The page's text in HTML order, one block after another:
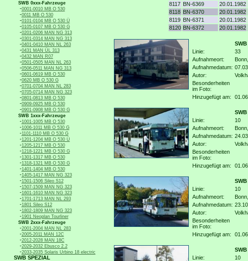
SWB 0xxx-Fahrzeuge
-0001-0010 MB O 530
-0011 MB O 530
-0101-0104 MB O 530 Ü
-0105-0107 MB O 530 G
-0201-0206 MAN NG 313
-0301-0314 MAN NG 313
-0401-0410 MAN NL 263
-0431 MAN ÜL 313
-0432 MAN R07
-0501-0505 MAN NL 263
-0506-0511 MAN NG 313
-0601-0619 MB O 530
-0620 MB O 530 G
-0701-0704 MAN NL 283
-0705-0714 MAN NG 323
-0801-0813 MB O 530
-0909-0925 MB O 530
-0901-0908 MB O 530 G
SWB 1xxx-Fahrzeuge
-1001-1005 MB O 530
-1006-1011 MB O 530 G
-1101-1110 MB O 530 G
-1201-1204 MB O 530 Ü
-1205-1217 MB O 530
-1218-1221 MB O 530 G
-1301-1317 MB O 530
-1318-1321 MB O 530 G
-1401-1404 MB O 530
-1405-1417 MAN NG 323
-1501-1506 Sileo S12
-1507-1509 MAN NG 323
-1601-1610 MAN NG 323
-1701-1713 MAN NL 293
-1801 Sileo S12
-1802-1809 MAN NG 323
-1901 Neoplan Tourliner
SWB 2xxx-Fahrzeuge
-2001-2004 MAN NL 283
-2005-2011 MAN 12C
-2012-2028 MAN 18C
-2029-2032 Ebusco 2.2
-2033-2035 Solaris Urbino 18 electric
SWB SPEZIAL
8117 BN-6369 20.01.1982
8118 BN-6370 20.01.1982
8119 BN-6371 20.01.1982
8120 BN-6372 20.01.1982
SWB
Linie:
33
Aufnahmeort:
Aufnahmedatum:
Autor:
Besonderheiten
im Foto:
Hinzugefügt am:
SWB
Linie:
10
Aufnahmeort:
Aufnahmedatum:
Autor:
Besonderheiten
im Foto:
Hinzugefügt am:
SWB
Linie:
10
Aufnahmeort:
Aufnahmedatum:
Autor:
Besonderheiten
im Foto:
Hinzugefügt am:
SWB
Linie:
10